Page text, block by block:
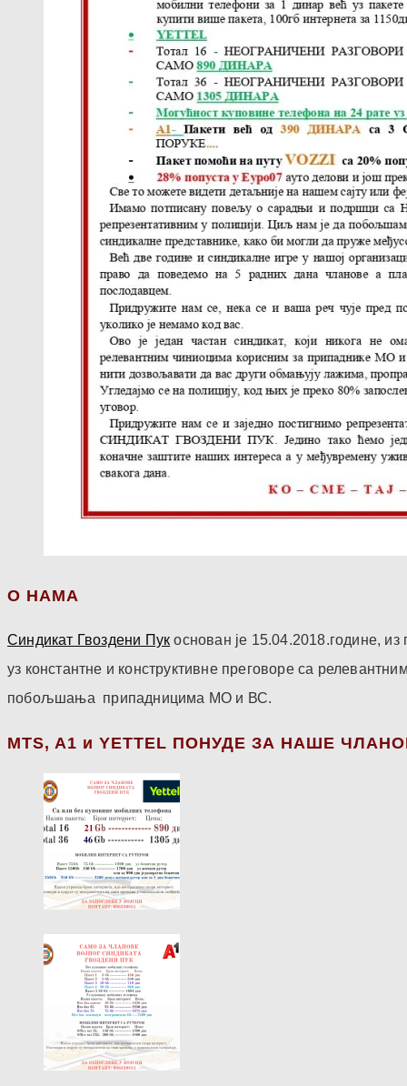
О НАМА
Синдикат Гвоздени Пук основан је 15.04.2018.године,
уз константне и конструктивне преговоре са
побољшања припадницима МО и ВС.
МТS, A1 и YETTEL ПОНУДЕ ЗА НАШЕ